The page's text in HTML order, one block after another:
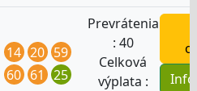
14 20 59
60 61 25
Prevrátenia
: 40
Celková
výplata :